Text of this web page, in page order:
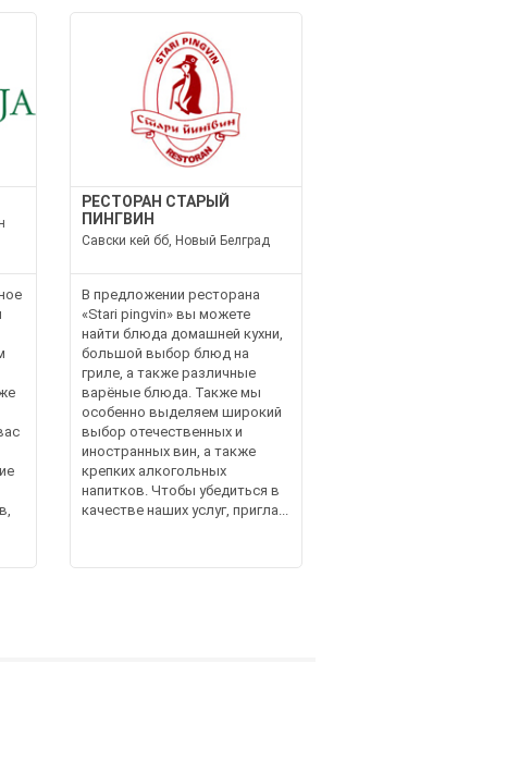
РЕСТОРАН СТАРЫЙ
ПИНГВИН
Савски кей бб, Новый Белград
В предложении ресторана
«Stari pingvin» вы можете
найти блюда домашней кухни,
большой выбор блюд на
гриле, а также различные
варёные блюда. Также мы
особенно выделяем широкий
выбор отечественных и
иностранных вин, а также
крепких алкогольных
напитков. Чтобы убедиться в
качестве наших услуг, пригла...